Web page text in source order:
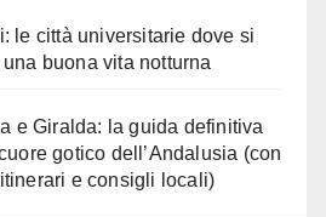
le città universitarie dove si
buona vita notturna
e Giralda: la guida definitiva
gotico dell’Andalusia (con
e consigli locali)